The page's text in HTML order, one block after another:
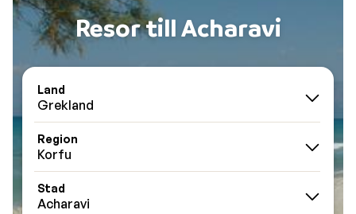
Resor till Acharavi
Land
Grekland
Region
Korfu
Stad
Acharavi